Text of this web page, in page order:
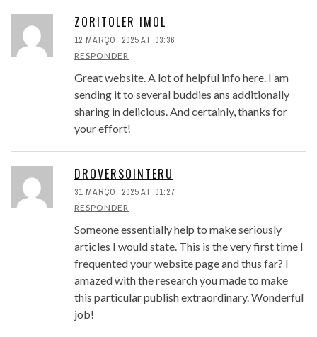
ZORITOLER IMOL
12 MARÇO, 2025 AT 03:36
RESPONDER
Great website. A lot of helpful info here. I am
sending it to several buddies ans additionally
sharing in delicious. And certainly, thanks for
your effort!
DROVERSOINTERU
31 MARÇO, 2025 AT 01:27
RESPONDER
Someone essentially help to make seriously
articles I would state. This is the very first time I
frequented your website page and thus far? I
amazed with the research you made to make
this particular publish extraordinary. Wonderful
job!